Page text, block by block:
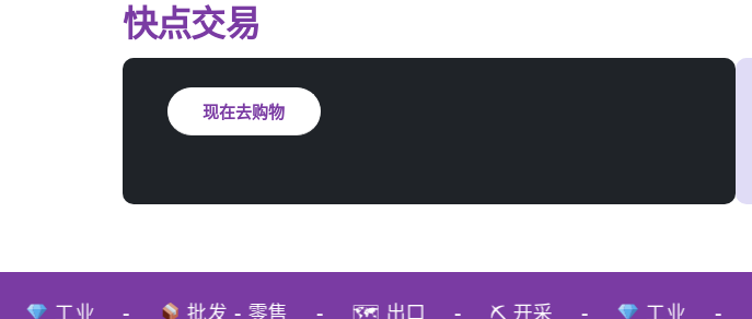
快点交易
现在去购物
工业 批发 - 零售 🗺 出口 ⛏ 开采 工业